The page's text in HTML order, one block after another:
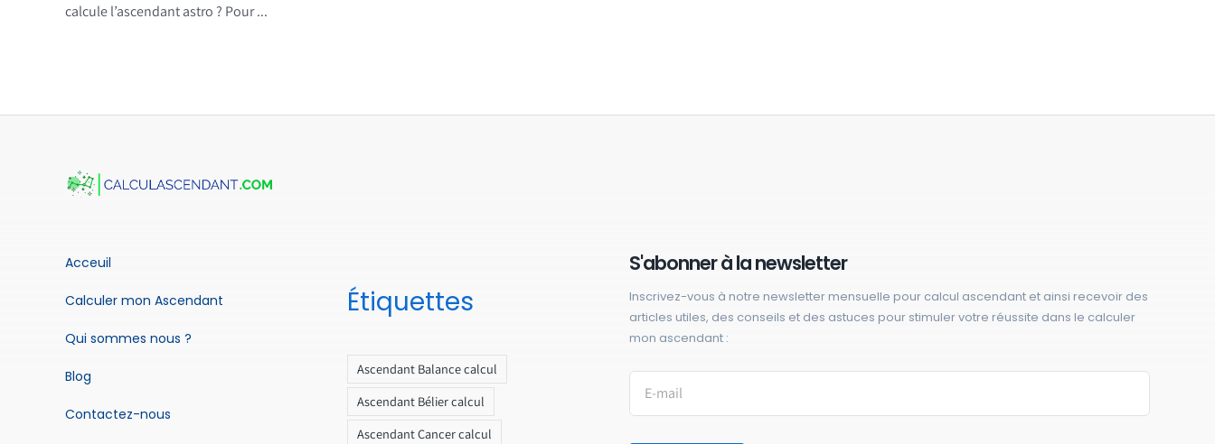
calcule l’ascendant astro ? Pour ...
Acceuil
Calculer mon Ascendant
Qui sommes nous ?
Blog
Contactez-nous
Étiquettes
Ascendant Balance calcul
Ascendant Bélier calcul
Ascendant Cancer calcul
S'abonner à la newsletter
Inscrivez-vous à notre newsletter mensuelle pour calcul ascendant et ainsi recevoir des
articles utiles, des conseils et des astuces pour stimuler votre réussite dans le calculer
mon ascendant :